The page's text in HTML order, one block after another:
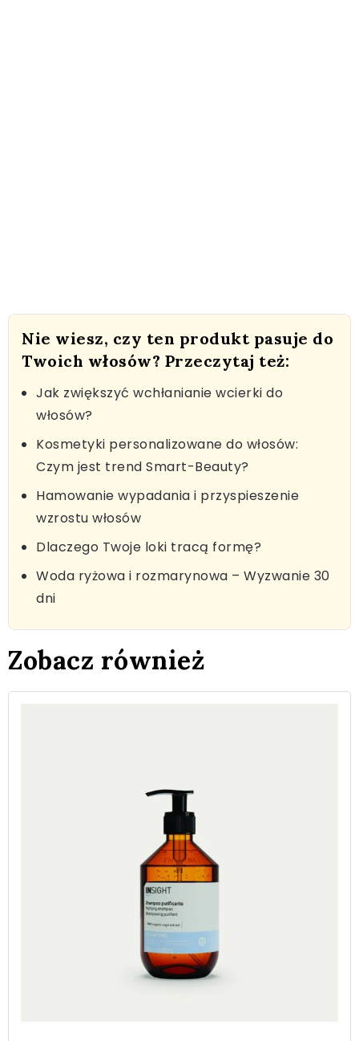
Nie wiesz, czy ten produkt pasuje do
Twoich włosów? Przeczytaj też:
Jak zwiększyć wchłanianie wcierki do
włosów?
Kosmetyki personalizowane do włosów:
Czym jest trend Smart-Beauty?
Hamowanie wypadania i przyspieszenie
wzrostu włosów
Dlaczego Twoje loki tracą formę?
Woda ryżowa i rozmarynowa – Wyzwanie 30
dni
Zobacz również